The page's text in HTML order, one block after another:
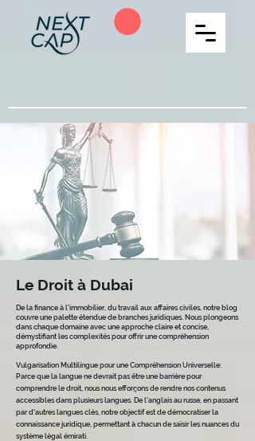
Le Droit à Dubai
De la finance à l'immobilier, du travail aux affaires civiles, notre blog
couvre une palette étendue de branches juridiques. Nous plongeons
dans chaque domaine avec une approche claire et concise,
démystifiant les complexités pour offrir une compréhension
approfondie.
Vulgarisation Multilingue pour une Compréhension Universelle:
Parce que la langue ne devrait pas être une barrière pour
comprendre le droit, nous nous efforçons de rendre nos contenus
accessibles dans plusieurs langues. De l'anglais au russe, en passant
par d'autres langues clés, notre objectif est de démocratiser la
connaissance juridique, permettant à chacun de saisir les nuances du
système légal émirati.